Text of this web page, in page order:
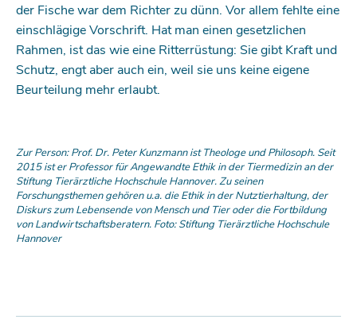
der Fische war dem Richter zu dünn. Vor allem fehlte eine
einschlägige Vorschrift. Hat man einen gesetzlichen
Rahmen, ist das wie eine Ritterrüstung: Sie gibt Kraft und
Schutz, engt aber auch ein, weil sie uns keine eigene
Beurteilung mehr erlaubt.
Zur Person: Prof. Dr. Peter Kunzmann ist Theo­loge und Philosoph. Seit
2015 ist er Professor für Angewandte Ethik in der Tiermedizin an der
Stiftung Tierärztliche Hochschule Hannover. Zu seinen
Forschungsthemen gehören u.a. die Ethik in der Nutztierhaltung, der
Diskurs zum Lebensende von Mensch und Tier oder die Fortbildung
von Landwirtschaftsberatern. Foto: Stiftung Tierärztliche Hochschule
Hannover